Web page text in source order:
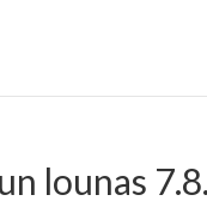
lounas